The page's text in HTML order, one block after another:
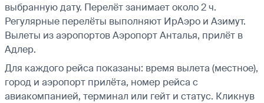
выбранную дату. Перелёт занимает около 2 ч.
Регулярные перелёты выполняют ИрАэро и Азимут.
Вылеты из аэропортов Аэропорт Анталья, прилёт в
Адлер.
Для каждого рейса показаны: время вылета (местное),
город и аэропорт прилёта, номер рейса с
авиакомпанией, терминал или гейт и статус. Кликнув